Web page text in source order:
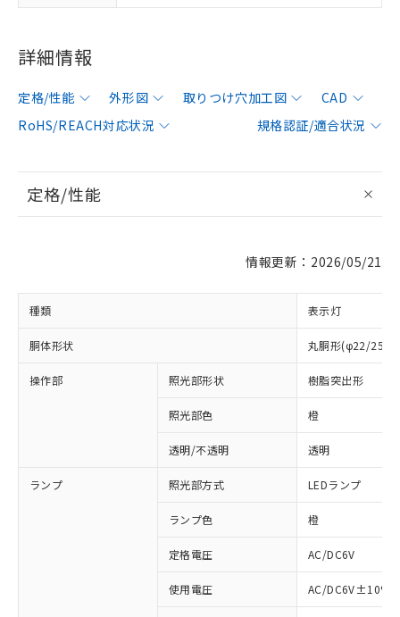
詳細情報
定格/性能 外形図 取りつけ穴加工図
CAD
RoHS/REACH対応状況
規格認証/適合状況
定格/性能
情報更新：2026/05/21
種類 表示灯
胴体形状 丸胴形(φ22/
操作部 照光部形状 樹脂突出形
照光部色 橙
透明/不透明 透明
ランプ 照光部方式 LEDランプ
ランプ色 橙
定格電圧 AC/DC6V
使用電圧 AC/DC6V±10%
ご利用条件
以下の条件をお読みいただき、同意のうえ
対応済み：EU RoHS指令（10物質）の
非含有に対応した製品が提供可能な商品で
対応予定：EU RoHS指令（10物質）の非含
有に対応した製品に切り替える予定のある
対応予定なし：EU RoHS指令（10物質）の
非含有に非対応の商品で、対応品を出す予